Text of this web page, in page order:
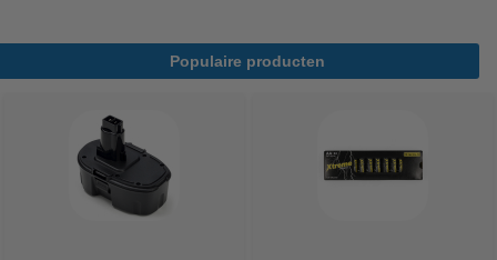
Populaire producten